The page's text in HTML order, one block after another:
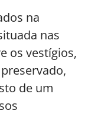
na
nas
os vestígios,
de um